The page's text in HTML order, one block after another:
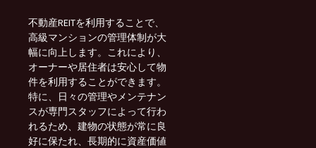
不動産REITを利用することで、
高級マンションの管理体制が大
幅に向上します。これにより、
オーナーや居住者は安心して物
件を利用することができます。
特に、日々の管理やメンテナン
スが専門スタッフによって行わ
れるため、建物の状態が常に良
好に保たれ、長期的に資産価値